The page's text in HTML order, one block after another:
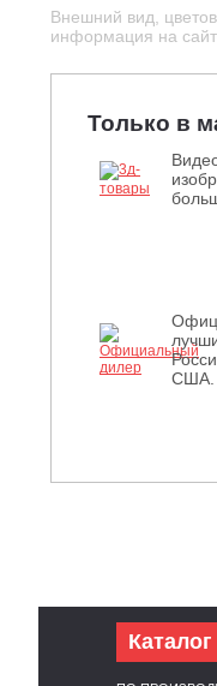
Внешний вид,
информация на
Только в
США.